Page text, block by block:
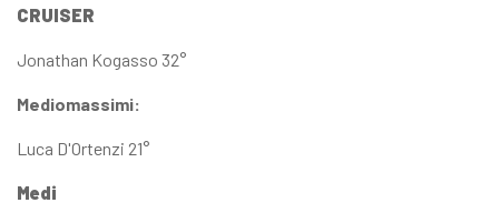
CRUISER
Jonathan Kogasso 32°
Mediomassimi:
Luca D'Ortenzi 21°
Medi